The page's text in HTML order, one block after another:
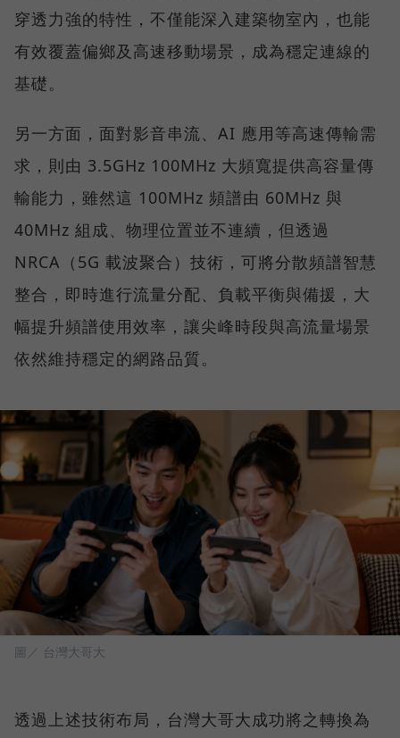
穿透力強的特性，不僅能深入建築物室內，也能
有效覆蓋偏鄉及高速移動場景，成為穩定連線的
基礎。
另一方面，面對影音串流、AI 應用等高速傳輸需
求，則由 3.5GHz 100MHz 大頻寬提供高容量傳
輸能力，雖然這 100MHz 頻譜由 60MHz 與
40MHz 組成、物理位置並不連續，但透過
NRCA（5G 載波聚合）技術，可將分散頻譜智慧
整合，即時進行流量分配、負載平衡與備援，大
幅提升頻譜使用效率，讓尖峰時段與高流量場景
依然維持穩定的網路品質。
圖／ 台灣大哥大
透過上述技術布局，台灣大哥大成功將之轉換為